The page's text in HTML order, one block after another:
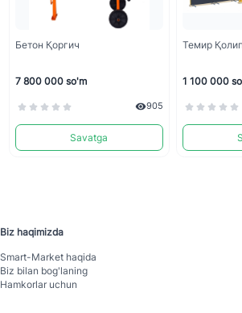
Бетон Қоргич
7 800 000 so'm
905
Savatga
Темир
1 100 000
Biz haqimizda
Smart-Mаrket haqida
Biz bilan bog'laning
Hamkorlar uchun